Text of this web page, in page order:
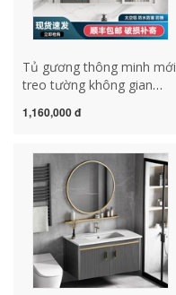
Tủ gương thông minh mới
treo tường không gian
gương phòng tắm bổ sung
quần áo thay đồ tủ gương
phòng tắm nhập khẩu tủ
gương nhựa phòng tắm
1,160,000 đ